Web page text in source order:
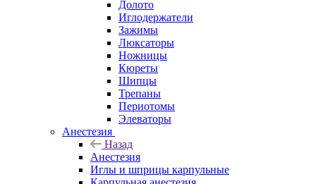
Долото
Иглодержатели
Зажимы
Люксаторы
Ножницы
Кюреты
Шипцы
Трепаны
Периотомы
Элеваторы
Анестезия
Назад
Анестезия
Иглы и шприцы карпульные